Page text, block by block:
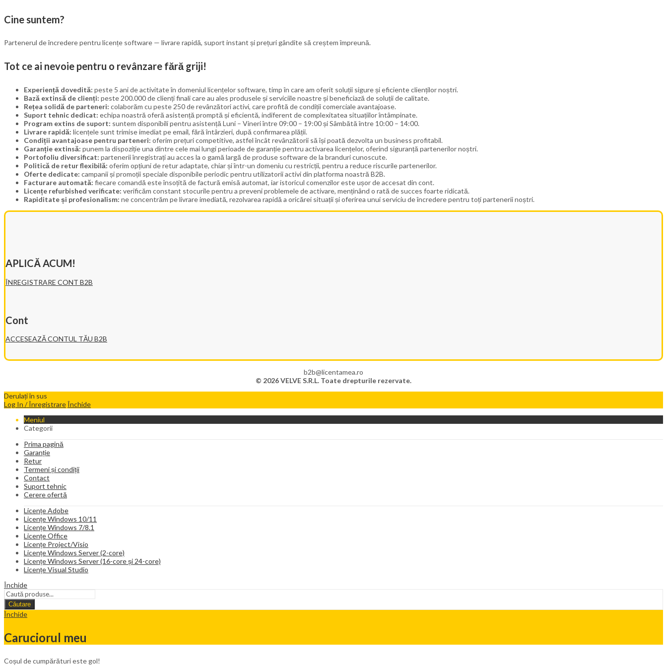
Cine suntem?
Partenerul de încredere pentru licențe software — livrare rapidă, suport instant și prețuri gândite să creștem împreună.
Tot ce ai nevoie pentru o revânzare fără griji!
Experiență dovedită: peste 5 ani de activitate în domeniul licențelor software, timp în care am oferit soluții sigure și eficiente clienților noștri.
Bază extinsă de clienți: peste 200.000 de clienți finali care au ales produsele și serviciile noastre și beneficiază de soluții de calitate.
Rețea solidă de parteneri: colaborăm cu peste 250 de revânzători activi, care profită de condiții comerciale avantajoase.
Suport tehnic dedicat: echipa noastră oferă asistență promptă și eficientă, indiferent de complexitatea situațiilor întâmpinate.
Program extins de suport: suntem disponibili pentru asistență Luni – Vineri între 09:00 – 19:00 și Sâmbătă între 10:00 – 14:00.
Livrare rapidă: licențele sunt trimise imediat pe email, fără întârzieri, după confirmarea plății.
Condiții avantajoase pentru parteneri: oferim prețuri competitive, astfel încât revânzătorii să își poată dezvolta un business profitabil.
Garanție extinsă: punem la dispoziție una dintre cele mai lungi perioade de garanție pentru activarea licențelor, oferind siguranță partenerilor noștri.
Portofoliu diversificat: partenerii înregistrați au acces la o gamă largă de produse software de la branduri cunoscute.
Politică de retur flexibilă: oferim opțiuni de retur adaptate, chiar și într-un domeniu cu restricții, pentru a reduce riscurile partenerilor.
Oferte dedicate: campanii și promoții speciale disponibile periodic pentru utilizatorii activi din platforma noastră B2B.
Facturare automată: fiecare comandă este însoțită de factură emisă automat, iar istoricul comenzilor este ușor de accesat din cont.
Licențe refurbished verificate: verificăm constant stocurile pentru a preveni problemele de activare, menținând o rată de succes foarte ridicată.
Rapiditate și profesionalism: ne concentrăm pe livrare imediată, rezolvarea rapidă a oricărei situații și oferirea unui serviciu de încredere pentru toți partenerii noștri.
APLICĂ ACUM!
ÎNREGISTRARE CONT B2B
Cont
ACCESEAZĂ CONTUL TĂU B2B
b2b@licentamea.ro
© 2026 VELVE S.R.L. Toate drepturile rezervate.
Derulați în sus
Log In / ÎnregistrareÎnchide
Meniul
Categorii
Prima pagină
Garanție
Retur
Termeni și condiții
Contact
Suport tehnic
Cerere ofertă
Licențe Adobe
Licențe Windows 10/11
Licențe Windows 7/8.1
Licențe Office
Licențe Project/Visio
Licențe Windows Server (2-core)
Licențe Windows Server (16-core și 24-core)
Licențe Visual Studio
Închide
Căutare
Închide
Caruciorul meu
Coșul de cumpărături este gol!